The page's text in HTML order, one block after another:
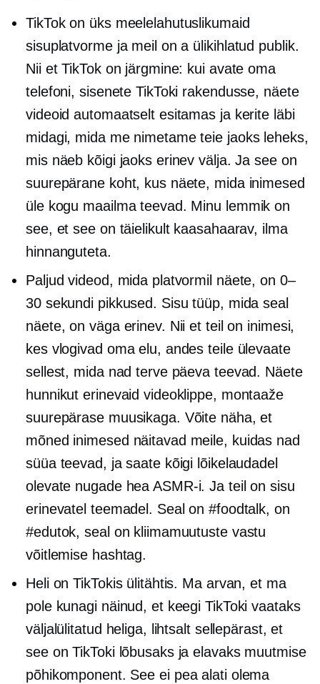
TikTok on üks meelelahutuslikumaid
sisuplatvorme ja meil on a ülikihlatud publik.
Nii et TikTok on järgmine: kui avate oma
telefoni, sisenete TikToki rakendusse, näete
videoid automaatselt esitamas ja kerite läbi
midagi, mida me nimetame teie jaoks leheks,
mis näeb kõigi jaoks erinev välja. Ja see on
suurepärane koht, kus näete, mida inimesed
üle kogu maailma teevad. Minu lemmik on
see, et see on täielikult kaasahaarav, ilma
hinnanguteta.
Paljud videod, mida platvormil näete, on 0–
30 sekundi pikkused. Sisu tüüp, mida seal
näete, on väga erinev. Nii et teil on inimesi,
kes vlogivad oma elu, andes teile ülevaate
sellest, mida nad terve päeva teevad. Näete
hunnikut erinevaid videoklippe, montaaže
suurepärase muusikaga. Võite näha, et
mõned inimesed näitavad meile, kuidas nad
süüa teevad, ja saate kõigi lõikelaudadel
olevate nugade hea ASMR-i. Ja teil on sisu
erinevatel teemadel. Seal on #foodtalk, on
#edutok, seal on kliimamuutuste vastu
võitlemise hashtag.
Heli on TikTokis ülitähtis. Ma arvan, et ma
pole kunagi näinud, et keegi TikToki vaataks
väljalülitatud heliga, lihtsalt sellepärast, et
see on TikToki lõbusaks ja elavaks muutmise
põhikomponent. See ei pea alati olema